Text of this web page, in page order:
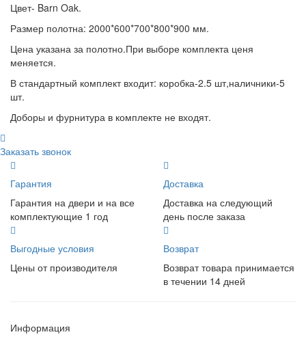
Цвет- Barn Oak.
Размер полотна: 2000*600*700*800*900 мм.
Цена указана за полотно.При выборе комплекта ценя
меняется.
В стандартный комплект входит: коробка-2.5 шт,наличники-5
шт.
Доборы и фурнитура в комплекте не входят.
Заказать звонок
Гарантия
Гарантия на двери и на все
комплектующие 1 год
Доставка
Доставка на следующий
день после заказа
Выгодные условия
Цены от производителя
Возврат
Возврат товара принимается
в течении 14 дней
Информация